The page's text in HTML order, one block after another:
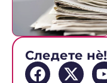
Следете нè!